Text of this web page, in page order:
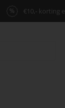
% €10,- korting